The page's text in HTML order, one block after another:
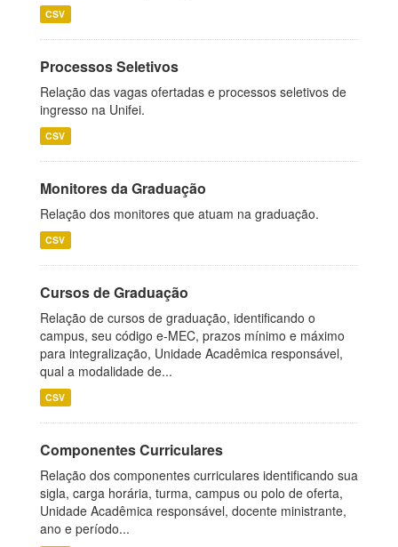
CSV
Processos Seletivos
Relação das vagas ofertadas e processos seletivos de
ingresso na Unifei.
CSV
Monitores da Graduação
Relação dos monitores que atuam na graduação.
CSV
Cursos de Graduação
Relação de cursos de graduação, identificando o
campus, seu código e-MEC, prazos mínimo e máximo
para integralização, Unidade Acadêmica responsável,
qual a modalidade de...
CSV
Componentes Curriculares
Relação dos componentes curriculares identificando sua
sigla, carga horária, turma, campus ou polo de oferta,
Unidade Acadêmica responsável, docente ministrante,
ano e período...